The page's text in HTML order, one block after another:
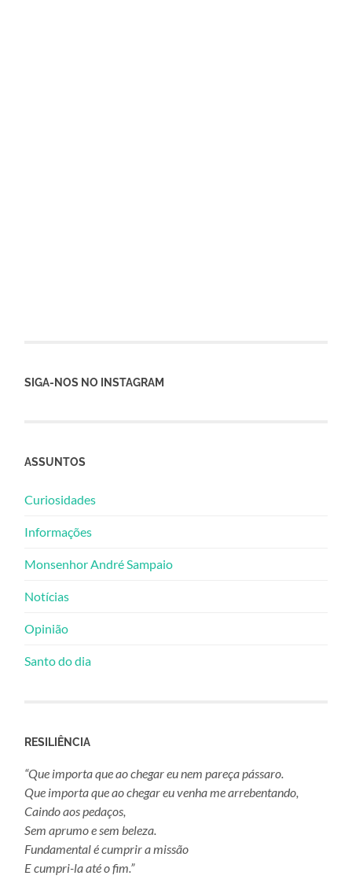
SIGA-NOS NO INSTAGRAM
ASSUNTOS
Curiosidades
Informações
Monsenhor André Sampaio
Notícias
Opinião
Santo do dia
RESILIÊNCIA
“Que importa que ao chegar eu nem pareça pássaro.
Que importa que ao chegar eu venha me arrebentando,
Caindo aos pedaços,
Sem aprumo e sem beleza.
Fundamental é cumprir a missão
E cumpri-la até o fim.”